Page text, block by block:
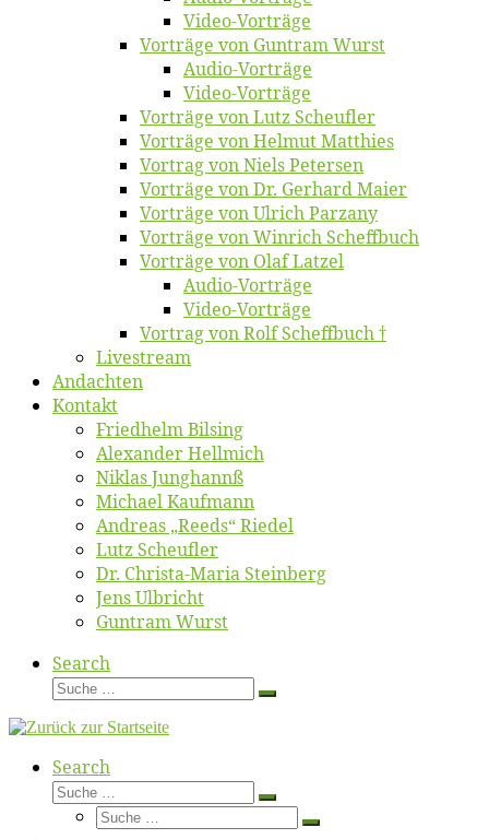
Vi­deo-Vor­trä­ge
Vor­trä­ge von Gun­tram Wurst
Au­dio-Vor­trä­ge
Vi­deo-Vor­trä­ge
Vor­trä­ge von Lutz Scheufler
Vor­trä­ge von Hel­mut Matthies
Vor­trag von Niels Petersen
Vor­trä­ge von Dr. Ger­hard Maier
Vor­trä­ge von Ul­rich Parzany
Vor­trä­ge von Win­rich Scheffbuch
Vor­trä­ge von Olaf Latzel
Au­dio-Vor­trä­ge
Vi­deo-Vor­trä­ge
Vor­trag von Rolf Scheffbuch †
Live­stream
An­dach­ten
Kon­takt
Fried­helm Bilsing
Alex­an­der Hellmich
Ni­klas Junghannß
Mi­cha­el Kaufmann
An­dre­as „Reeds“ Riedel
Lutz Scheuf­ler
Dr. Chris­­ta-Ma­ria Steinberg
Jens Ulb­richt
Gun­tram Wurst
Search
Suche
Suche
Search
Suche
Suche
Suche
Suche